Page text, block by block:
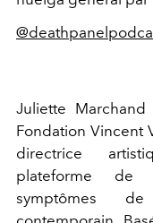
Juliette
Fondation Vincent
directrice
plateforme de
symptômes